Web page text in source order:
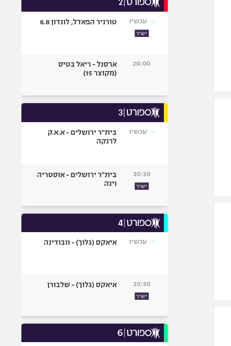
ספורט מוטורי
בייסבול MLB
גיימינג E-Sports
עכשיו
ישיר
טורניר הפאדל, לונדון 6.8
20:00
ארסנל - ריאל בטיס
(מקוצר 15)
עכשיו
בית"ר ירושלים - א.א.ק
לרנקה
20:20
ישיר
בית"ר ירושלים - אוסטריה
וינה
עכשיו איאקס (גלוך) - וובודינה
20:50
ישיר
איאקס (גלוך) - שלבורן